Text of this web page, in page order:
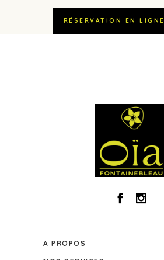
RÉSERVATION EN LIGNE
A PROPOS